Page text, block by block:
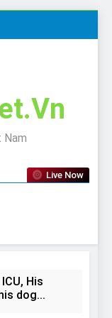
Nam
Live Now
His
dog